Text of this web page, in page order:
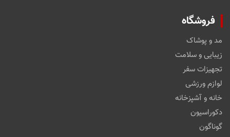
فروشگاه
مد و پوشاک
زیبایی و سلامت
تجهیزات سفر
لوازم ورزشی
خانه و آشپزخانه
دکوراسیون
گوناگون